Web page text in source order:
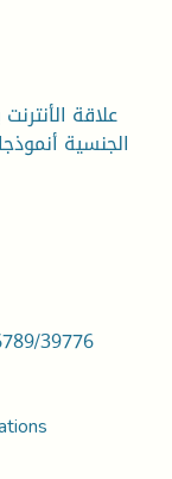
علاقة
الجنسية
39776